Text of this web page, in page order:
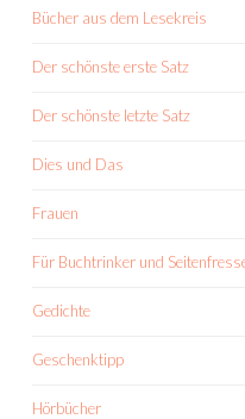
Bücher aus dem Lesekreis
Der schönste erste Satz
Der schönste letzte Satz
Dies und Das
Frauen
Für Buchtrinker und
Gedichte
Geschenktipp
Hörbücher